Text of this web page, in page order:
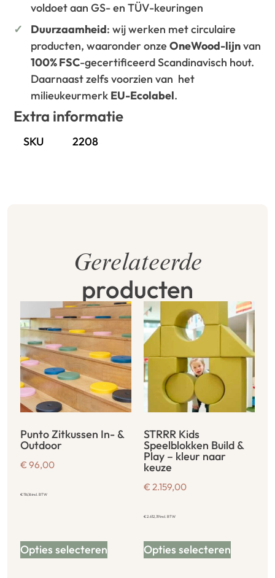
voldoet aan GS- en TÜV-keuringen
Duurzaamheid: wij werken met circulaire
producten, waaronder onzeOneWood-lijnvan
100% FSC-gecertificeerd Scandinavisch hout.
Daarnaast zelfs voorzien van het
milieukeurmerk EU-Ecolabel.
Extra informatie
SKU 2208
Gerelateerde
producten
Punto Zitkussen In- &
Outdoor
€ 96,00
€116,16incl. BTW
Opties selecteren
STRRR Kids
Speelblokken Build &
Play – kleur naar
keuze
€ 2.159,00
€2.612,39incl. BTW
Opties selecteren